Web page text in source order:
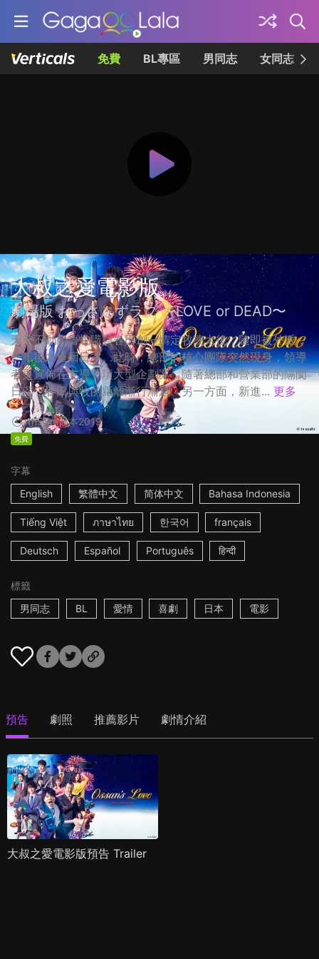
免費 BL專區 男同志 女同志
大叔之愛電影版
劇場版 おっさんずラブ 〜LOVE or DEAD〜
天空不動產魯蛇職員春田創一情定牧凌太後，隨即被外派，
一年後才重回日本。此時，總部的核心團隊突然現身，領導
者更宣佈在主導一項大型企劃案，隨著總部和營業部的隔閡
日深，春田與牧的距離漸行漸遠。另一方面，新進... 更多
1h53m日本2019
免費
字幕
English
繁體中文 简体中文 Bahasa Indonesia
Tiếng Việt ภาษาไทย 한국어 français
Deutsch Español Português हिन्दी
標籤
男同志
BL 愛情 喜劇 日本 電影
預告 劇照 推薦影片 劇情介紹
大叔之愛電影版預告 Trailer